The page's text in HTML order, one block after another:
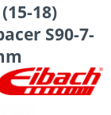
18)
S90-7-